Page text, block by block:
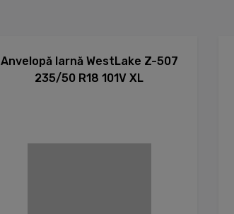
Anvelopă Iarnă WestLake Z-507
235/50 R18 101V XL